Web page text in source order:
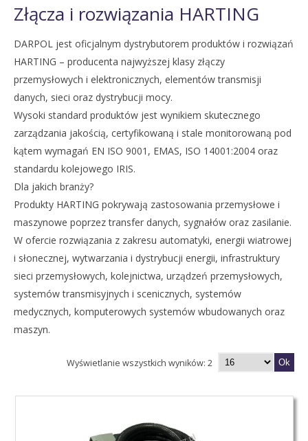
Złącza i rozwiązania HARTING
DARPOL jest oficjalnym dystrybutorem produktów i rozwiązań
HARTING – producenta najwyższej klasy złączy
przemysłowych i elektronicznych, elementów transmisji
danych, sieci oraz dystrybucji mocy.
Wysoki standard produktów jest wynikiem skutecznego
zarządzania jakością, certyfikowaną i stale monitorowaną pod
kątem wymagań EN ISO 9001, EMAS, ISO 14001:2004 oraz
standardu kolejowego IRIS.
Dla jakich branży?
Produkty HARTING pokrywają zastosowania przemysłowe i
maszynowe poprzez transfer danych, sygnałów oraz zasilanie.
W ofercie rozwiązania z zakresu automatyki, energii wiatrowej
i słonecznej, wytwarzania i dystrybucji energii, infrastruktury
sieci przemysłowych, kolejnictwa, urządzeń przemysłowych,
systemów transmisyjnych i scenicznych, systemów
medycznych, komputerowych systemów wbudowanych oraz
maszyn.
Ok
Wyświetlanie wszystkich wyników: 2